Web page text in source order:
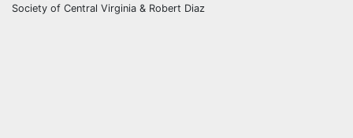
Society of Central Virginia & Robert Diaz